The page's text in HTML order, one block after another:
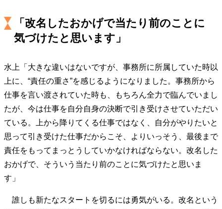
経営・ビジネス
リーダーの流儀 変革の原動力
重圧との向き合い方 一流のルーティン
20代の現在地
ライフスタイル・生き方
40代からの景色 50代のリアル
美しさの哲学
病が教えてくれたこと
移住という選択
「改名したおかげで当たり前のことに
気づけたと思います」
水上「大きな違いはないですが、事務所に所属していた時以
上に、“責任の重さ”を感じるようになりました。事務所から
仕事を言い渡されていた時も、もちろん全力で臨んでいまし
たが、今は仕事を自分自身の決断で引き受けさせていただい
ている。上から降りてくる仕事ではなく、自分がやりたいと
思って引き受けた仕事だからこそ、よりいっそう、最後まで
責任をもってまっとうしていかなければならない。改名した
おかげで、そういう当たり前のことに気づけたと思いま
す」
誰しも新たなスタートを切るには勇気がいる。改名という